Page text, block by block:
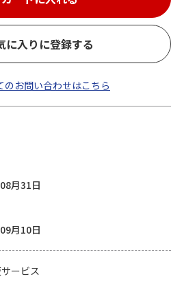
に入りに登録する
のお問い合わせはこちら
月31日
月10日
サービス